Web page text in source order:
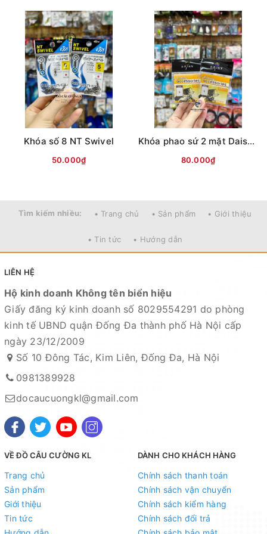
Khóa số 8 NT Swivel
50.000₫
Khóa phao sứ 2 mặt Daisy (Vỉ 2c)
80.000₫
Tìm kiếm nhiều: • Trang chủ • Sản phẩm • Giới thiệu
• Tin tức • Hướng dẫn
LIÊN HỆ
Hộ kinh doanh Không tên biển hiệu
Giấy đăng ký kinh doanh số 8029554291 do phòng
kinh tế UBND quận Đống Đa thành phố Hà Nội cấp
ngày 23/12/2009
Số 10 Đông Tác, Kim Liên, Đống Đa, Hà Nội
0981389928
docaucuongkl@gmail.com
VỀ ĐỒ CÂU CƯỜNG KL
Trang chủ
Sản phẩm
Giới thiệu
Tin tức
DÀNH CHO KHÁCH HÀNG
Chính sách thanh toán
Chính sách vận chuyển
Chính sách kiểm hàng
Chính sách đổi trả